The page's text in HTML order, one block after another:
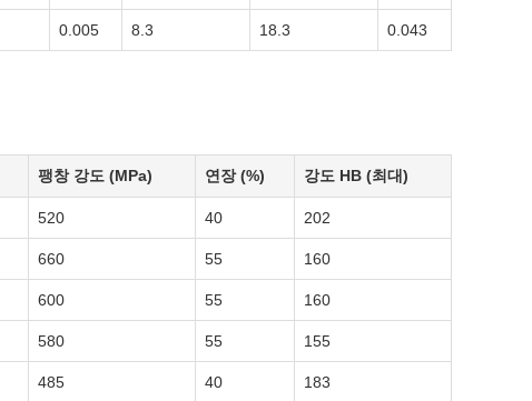
0.005 8.3 18.3 0.043
팽창 강도 (MPa) 연장 (%) 강도 HB (최대)
520 40 202
660 55 160
600 55 160
580 55 155
485 40 183